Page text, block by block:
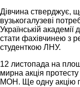
Дівчина стверджує,
вузькогалузеві
Українській
стати фахівчинею з
студенткою ЛНУ.
12 листопада на
мирна акція
МОН. Ще одну акцію